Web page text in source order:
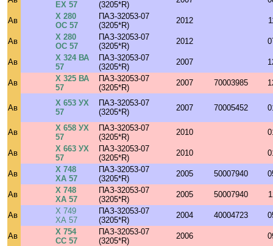
ЕХ 57 (3205*R)
Ав
Х 280
ОС 57
ПАЗ-32053-07
(3205*R)
2012
Ав
Х 280
ОС 57
ПАЗ-32053-07
(3205*R)
2012
Ав
Х 324 ВА
57
ПАЗ-32053-07
(3205*R)
2007
Ав
Х 325 ВА
57
ПАЗ-32053-07
(3205*R)
2007 70003985
Ав
Х 653 УХ
57
ПАЗ-32053-07
(3205*R)
2007 70005452
Ав
Х 658 УХ
57
ПАЗ-32053-07
(3205*R)
2010
Ав
Х 663 УХ
57
ПАЗ-32053-07
(3205*R)
2010
Ав
Х 748
ХА 57
ПАЗ-32053-07
(3205*R)
2005 50007940
Ав
Х 748
ХА 57
ПАЗ-32053-07
(3205*R)
2005 50007940
Ав
Х 749
ХА 57
ПАЗ-32053-07
(3205*R)
2004 40004723
Ав
Х 754
СС 57
ПАЗ-32053-07
(3205*R)
2006